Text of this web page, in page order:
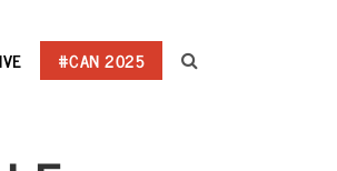
#CAN 2025